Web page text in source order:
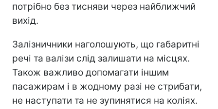
потрібно без тисняви через найближчий
вихід.
Залізничники наголошують, що габаритні
речі та валізи слід залишати на місцях.
Також важливо допомагати іншим
пасажирам і в жодному разі не стрибати,
не наступати та не зупинятися на коліях.